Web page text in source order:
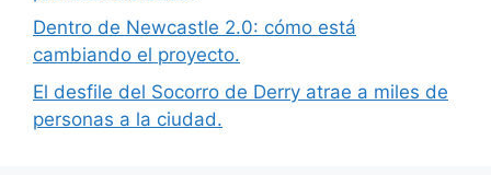
Dentro de Newcastle 2.0: cómo está
cambiando el proyecto.
El desfile del Socorro de Derry atrae a miles de
personas a la ciudad.